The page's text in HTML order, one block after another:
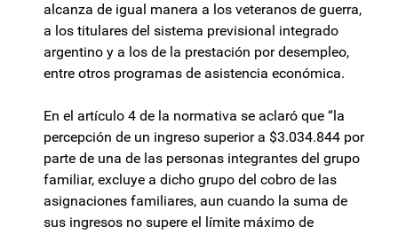
alcanza de igual manera a los veteranos de guerra,
a los titulares del sistema previsional integrado
argentino y a los de la prestación por desempleo,
entre otros programas de asistencia económica.
En el artículo 4 de la normativa se aclaró que “la
percepción de un ingreso superior a $3.034.844 por
parte de una de las personas integrantes del grupo
familiar, excluye a dicho grupo del cobro de las
asignaciones familiares, aun cuando la suma de
sus ingresos no supere el límite máximo de